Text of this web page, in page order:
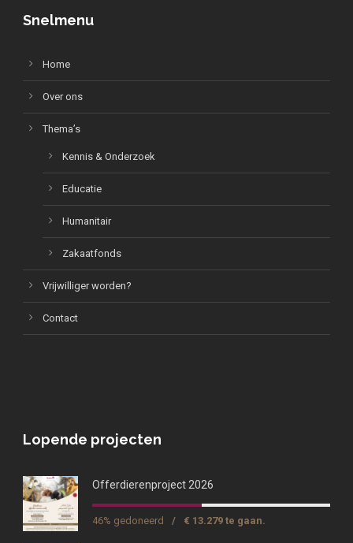
Snelmenu
Home
Over ons
Thema’s
Kennis & Onderzoek
Educatie
Humanitair
Zakaatfonds
Vrijwilliger worden?
Contact
Lopende projecten
Offerdierenproject 2026
46% gedoneerd / € 13.279 te gaan.